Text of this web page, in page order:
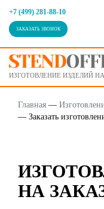
+7 (499) 281-88-10
ЗАКАЗАТЬ ЗВОНОК
ИЗГОТОВЛЕНИЕ ИЗДЕЛИЙ
Главная —
— Заказать
НА